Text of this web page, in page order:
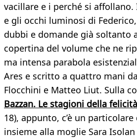
vacillare e i perché si
e gli occhi luminosi di
dubbi e domande già soltanto
copertina del volume che ne
ma intensa parabola
Ares e scritto a quattro mani
Flocchini e Matteo Liut. Sulla
Bazzan. Le stagioni della felicità
18), appunto, c’è un
insieme alla moglie Sara